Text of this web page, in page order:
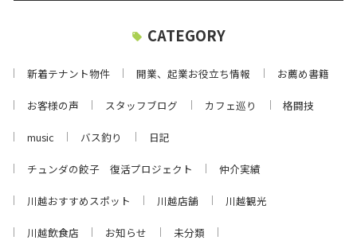
CATEGORY
新着テナント物件 開業、起業お役立ち情報 お薦め書籍
お客様の声 スタッフブログ カフェ巡り 格闘技
music バス釣り 日記
チュンダの餃子 復活プロジェクト 仲介実績
川越おすすめスポット 川越店舗 川越観光
川越飲食店 お知らせ 未分類